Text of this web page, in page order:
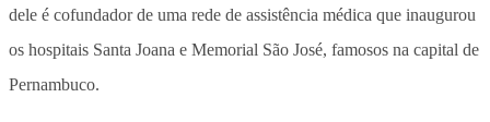
dele é cofundador de uma rede de assistência médica que inaugurou
os hospitais Santa Joana e Memorial São José, famosos na capital de
Pernambuco.